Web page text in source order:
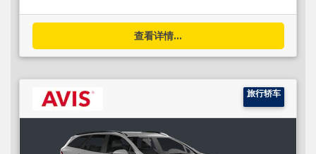
查看详情...
旅行轿车